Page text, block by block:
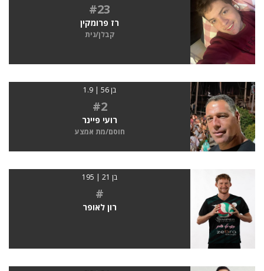
#23
רז פרומקין
קבלן/נית
בן 56 | 1.9
#2
רועי פיינר
חוסם/מת אמצע
בן 21 | 195
#
רון לאופר